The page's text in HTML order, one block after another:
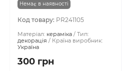
Немає в наявності
Код товару: PR241105
Матеріал: кераміка
Тип:
декорація
Країна виробник:
Україна
300 грн